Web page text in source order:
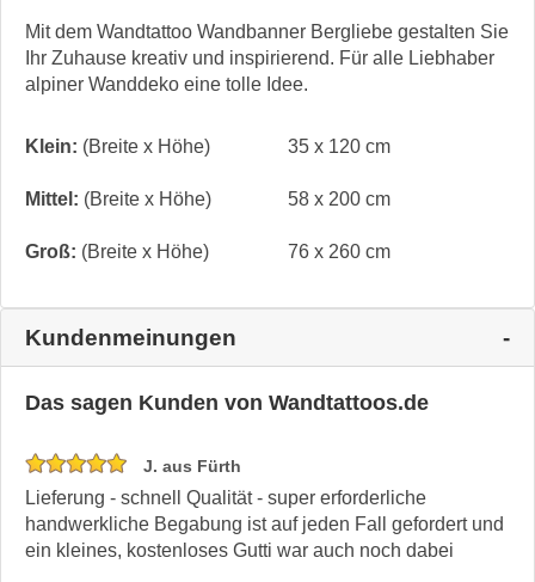
Mit dem Wandtattoo Wandbanner Bergliebe gestalten Sie
Ihr Zuhause kreativ und inspirierend. Für alle Liebhaber
alpiner Wanddeko eine tolle Idee.
Klein: (Breite x Höhe) 35 x 120 cm
Mittel: (Breite x Höhe) 58 x 200 cm
Groß: (Breite x Höhe) 76 x 260 cm
Kundenmeinungen
Das sagen Kunden von Wandtattoos.de
J. aus Fürth
Lieferung - schnell Qualität - super erforderliche
handwerkliche Begabung ist auf jeden Fall gefordert und
ein kleines, kostenloses Gutti war auch noch dabei